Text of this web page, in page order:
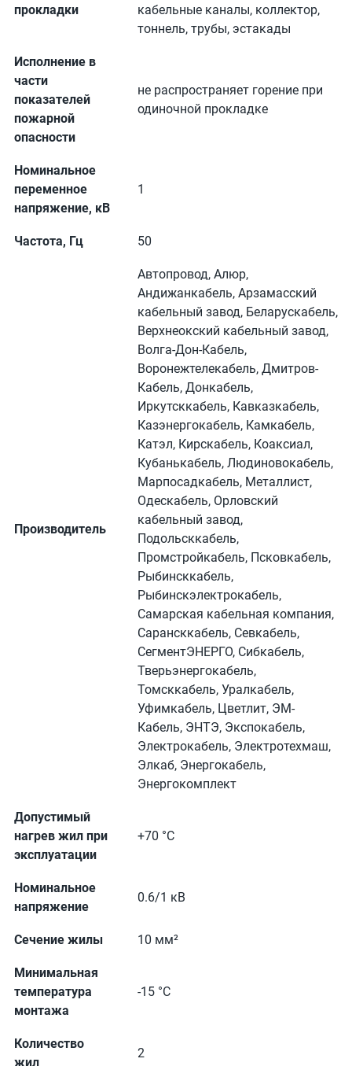
прокладки
кабельные каналы, коллектор,
тоннель, трубы, эстакады
Исполнение в
части
показателей
пожарной
опасности
не распространяет горение при
одиночной прокладке
Номинальное
переменное
напряжение, кВ
1
Частота, Гц 50
Производитель
Автопровод, Алюр,
Андижанкабель, Арзамасский
кабельный завод, Беларускабель,
Верхнеокский кабельный завод,
Волга-Дон-Кабель,
Воронежтелекабель, Дмитров-
Кабель, Донкабель,
Иркутсккабель, Кавказкабель,
Казэнергокабель, Камкабель,
Катэл, Кирскабель, Коаксиал,
Кубанькабель, Людиновокабель,
Марпосадкабель, Металлист,
Одескабель, Орловский
кабельный завод,
Подольсккабель,
Промстройкабель, Псковкабель,
Рыбинсккабель,
Рыбинскэлектрокабель,
Самарская кабельная компания,
Сарансккабель, Севкабель,
СегментЭНЕРГО, Сибкабель,
Тверьэнергокабель,
Томсккабель, Уралкабель,
Уфимкабель, Цветлит, ЭМ-
Кабель, ЭНТЭ, Экспокабель,
Электрокабель, Электротехмаш,
Элкаб, Энергокабель,
Энергокомплект
Допустимый
нагрев жил при
эксплуатации
+70 °С
Номинальное
напряжение
0.6/1 кВ
Сечение жилы 10 мм²
Минимальная
температура
монтажа
-15 °С
Количество
жил
2